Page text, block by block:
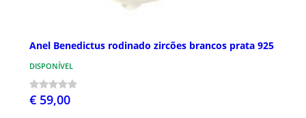
Anel Benedictus rodinado zircões brancos prata 925
DISPONÍVEL
€ 59,00